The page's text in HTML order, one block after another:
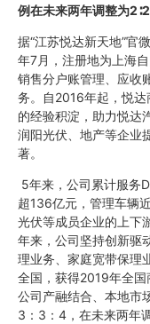
例在未来两年调整为
据“江苏悦达新天地”官
年7月，注册地为上海
销售分户账管理、应收
务。自2016年起，悦
的经验积淀，助力悦达
润阳光伏、地产等企业
著。
5年来，公司累计服务
超136亿元，管理车辆
光伏等成员企业的上下
年来，公司坚持创新驱
理业务、家庭宽带保理
全国，获得2019年全国
公司产融结合、本地市
3：3：4，在未来两年